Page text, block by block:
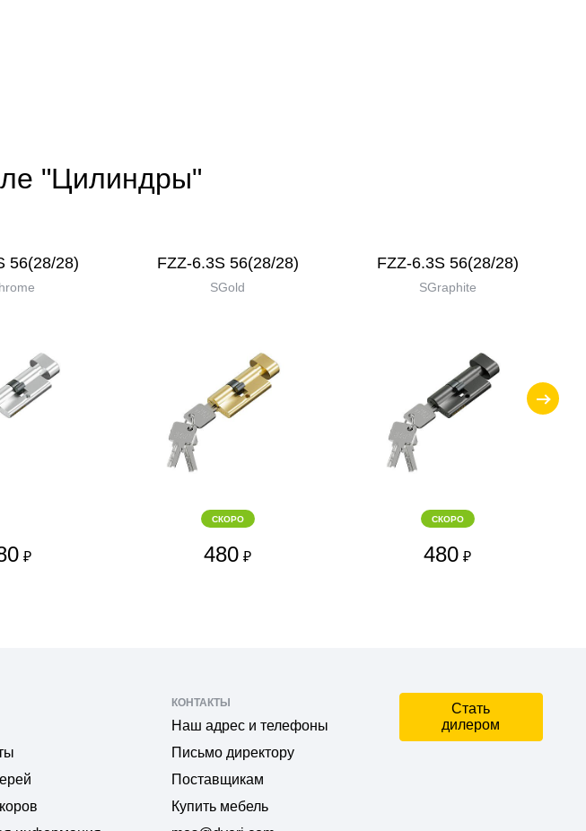
"Цилиндры"
56(28/28)
₽
FZZ-6.3S 56(28/28)
SGold
СКОРО
480 ₽
FZZ-6.3S 56(28/28)
SGraphite
СКОРО
480 ₽
КОНТАКТЫ
Наш адрес и телефоны
Письмо директору
Поставщикам
Купить мебель
Стать
дилером